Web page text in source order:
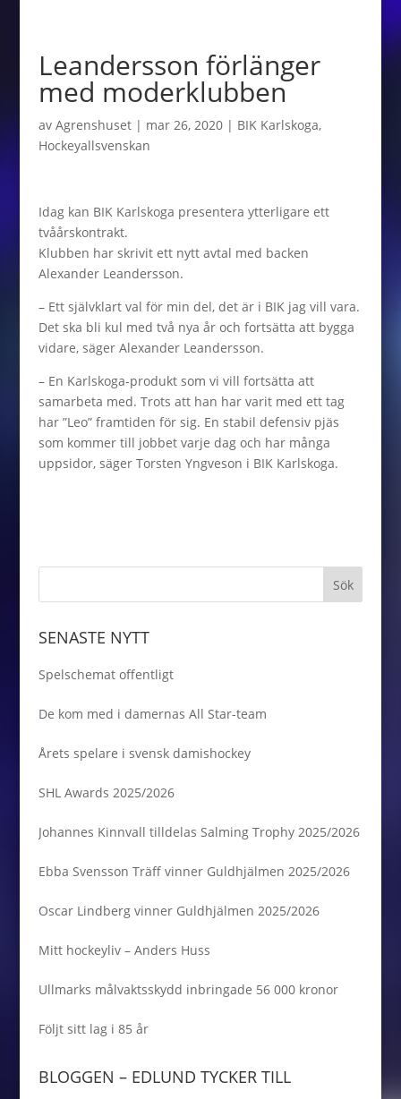
Leandersson förlänger
med moderklubben
av Agrenshuset| mar 26, 2020| BIK Karlskoga,
Hockeyallsvenskan
Idag kan BIK Karlskoga presentera ytterligare ett
tvåårskontrakt.
Klubben har skrivit ett nytt avtal med backen
Alexander Leandersson.
– Ett självklart val för min del, det är i BIK jag vill vara.
Det ska bli kul med två nya år och fortsätta att bygga
vidare, säger Alexander Leandersson.
– En Karlskoga-produkt som vi vill fortsätta att
samarbeta med. Trots att han har varit med ett tag
har ”Leo” framtiden för sig. En stabil defensiv pjäs
som kommer till jobbet varje dag och har många
uppsidor, säger Torsten Yngveson i BIK Karlskoga.
SENASTE NYTT
Spelschemat offentligt
De kom med i damernas All Star-team
Årets spelare i svensk damishockey
SHL Awards 2025/2026
Johannes Kinnvall tilldelas Salming Trophy 2025/2026
Ebba Svensson Träff vinner Guldhjälmen 2025/2026
Oscar Lindberg vinner Guldhjälmen 2025/2026
Mitt hockeyliv – Anders Huss
Ullmarks målvaktsskydd inbringade 56 000 kronor
Följt sitt lag i 85 år
BLOGGEN – EDLUND TYCKER TILL